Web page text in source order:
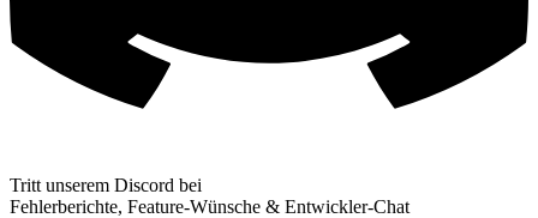
Tritt unserem Discord bei
Fehlerberichte, Feature-Wünsche & Entwickler-Chat